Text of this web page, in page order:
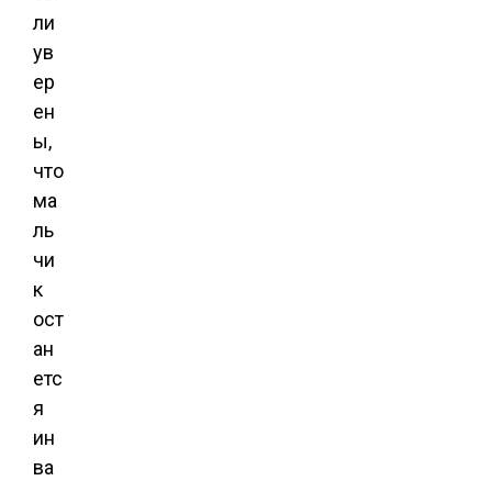
ли
ув
ер
ен
ы,
что
ма
ль
чи
к
ост
ан
етс
я
ин
ва